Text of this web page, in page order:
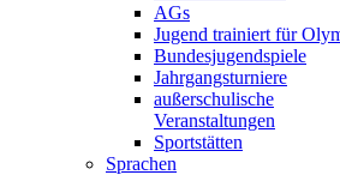
AGs
Jugend trainiert für
Bundesjugendspiele
Jahrgangsturniere
außerschulische
Veranstaltungen
Sportstätten
Sprachen